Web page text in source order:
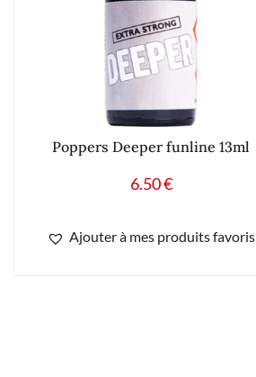
Poppers Deeper funline 13ml
6.50€
Ajouter à mes produits favoris